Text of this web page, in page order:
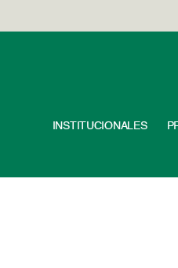
INSTITUCIONALES